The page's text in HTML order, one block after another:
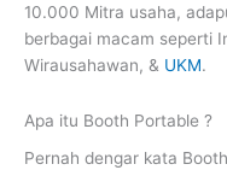
10.000 Mitra usaha,
berbagai macam seperti
Wirausahawan, & UKM.
Apa itu Booth Portable ?
Pernah dengar kata